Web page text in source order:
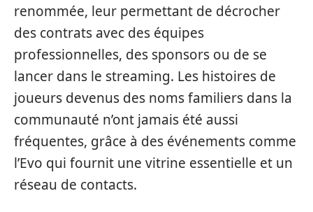
renommée, leur permettant de décrocher
des contrats avec des équipes
professionnelles, des sponsors ou de se
lancer dans le streaming. Les histoires de
joueurs devenus des noms familiers dans la
communauté n’ont jamais été aussi
fréquentes, grâce à des événements comme
l’Evo qui fournit une vitrine essentielle et un
réseau de contacts.